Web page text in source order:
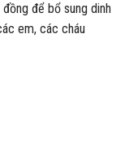
để bổ sung dinh
em, các cháu